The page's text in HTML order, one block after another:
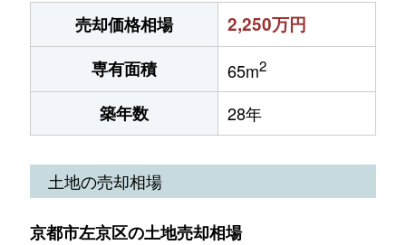
売却価格相場
2,250万円
専有面積 65m2
築年数 28年
土地の売却相場
京都市左京区の土地売却相場